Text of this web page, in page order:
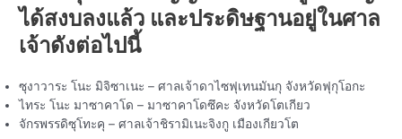
ได้สงบลงแล้ว และประดิษฐานอยู่ในศาล
เจ้าดังต่อไปนี้
ซุงาวาระ โนะ มิจิซาเนะ – ศาลเจ้าดาไซฟุเทนมันกุ จังหวัดฟุกุโอกะ
ไทระ โนะ มาซาคาโด – มาซาคาโดซึคะ จังหวัดโตเกียว
จักรพรรดิซุโทะคุ – ศาลเจ้าชิรามิเนะจิงกู เมืองเกียวโต